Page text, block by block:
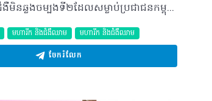
ជំងឺមហារីក ជាជំងឺមិនឆ្លងចម្បងទី២ដែលសម្លាប់ប្រជាជនកម្ពុជា ព្រោះថាទម្រាំដឹងថាខ្លួនមានជំងឺដ៏កាចសាហាវនេះភាគច្រើននៃអ្នកជំងឺគឺហួសពេលក្នុងការព្យាបាលឲ្យជាសះស្បើយទៅហើយ។ អ្នកជំងឺនៅដំណាក់កាលចុងក្រោយនេះទទួលរងការឈឺចាប់យ៉ាងខ្លាំង ដែលពិបាក និងមិនអាចពិពណ៌នាបានអំពីទំហំនៃការឈឺចាប់ឲ្យអ្នកដទៃ ឬមនុស្សជាទីស្រឡាញ់របស់ពួកគាត់បានដឹងឡើយ។ នៅពេលដែលការព្យាបាលមិនអាចជាសះស្បើយបាន ការថែទាំបំបាត់ការឈឺចាប់ និងការថែទាំសម្រន់គឺមានសារសំខាន់ណាស់សម្រាប់អ្នកជំងឺមហារីកក្នុងដំណាក់កាលចុងក្រោយដោយផ្តល់ឲ្យពួកគាត់រស់នៅប្រកបដោយគុណភាព និងមានភាពសុខស្រួល។ និយមន័យការថែទាំសម្រន់ ការថែទាំសម្រន់ (Palliative care) គឺសំដៅទៅលើការលើកកម្ពស់គុណភាពជីវិតរបស់អ្នកជំងឺដែលប្រឈមការបាត់បង់ជីវិតទាំងផ្នែកផ្លូវកាយ ផ្លូវចិត្ត សង្គម និងជំនឿសាសនា។ គោលបំណងចម្បងមិនមែនដើម្បីព្យាបាលឲ្យជាសះស្បើយនោះទេ ប៉ុន្តែដើម្បីការពារ និងកាត់បន្ថយការឈឺចាប់ បំបាត់រោគសញ្ញារំខានផ្សេងៗដូចជាពិបាកដកដង្ហើម ក្អក ដង្ហក់។ល។ អ្នកជំងឺដែលត្រូវការការថែទាំសម្រន់ អ្នកជំងឺដែលស្ថានភាពជំងឺរបស់ពួកគាត់ធ្ងន់ធ្ងរហើយមិនអាចធ្វើការព្យាបាលឲ្យជាសះស្បើយបានជាពិសេសគឺជំងឺមហារីក។ អ្នកជំងឺផ្សេងទៀតដែលអាចទទួលបានការថែទាំសម្រន់ផងដែរគឺអ្នកជំងឺខ្សោយសរីរាង្គដំណាក់កាលចុងក្រោយ ដូចជាជំងឺក្រិនថ្លើមធ្ងន់ធ្ងរដែលអាចវិវឌ្ឍជាទាចទឹក និងជំងឺខ្សោយផ្លូវដង្ហើមធ្ងន់ធ្ងរដែលនាំឲ្យមានទឹកក្នុងសួតជាដើម។ ផលប្រយោជន៍នៃការថែទាំសម្រន់ ការថែទាំសម្រន់ពិតជាផ្តល់ផលប្រយោជន៍យ៉ាងច្រើនដល់អ្នកជំងឺ និងគ្រួសាររបស់គាត់ដែលក្នុងនោះមានដូចជា៖ • ផ្នែករាងកាយ៖ ជួយកាត់បន្ថយការឈឺចាប់ខ្លាំងពិបាកក្នុងការដកដង្ហើម ពិបាកបន្ទោបង់ និងរោគសញ្ញារំខានផ្សេងទៀតដែលអាចកើតឡើងពីជំងឺមហារីកផ្ទាល់ ឬការឈឺចាប់អំឡុងពេលព្យាបាល (ចាក់ថ្នាំគីមី ឬបាញ់កាំរស្មី) • ផ្នែកអារម្មណ៍៖ អាចជួយអ្នកជំងឺឲ្យរួចផុតពីជំងឺផ្លូវចិត្តដូចជា ជំងឺបាក់ទឹកចិត្ត (Depression) ឬជំងឺថប់បារម្ភ (Anxiety) ជាដើម • ផ្នែកសង្គម៖ អាចទទួលបានការលើកទឹកចិត្តពីក្រុមគ្រូពេទ្យជំនាញ ក្រុមគ្រួសារមិត្តភក្តិ និងអ្នករាប់អានទាំងអស់ឡើងវិញ • កាត់បន្ថយការចំណាយថវិកាពីការព្យាបាលដែលគ្មានប្រយោជន៍ចំពោះអ្នកជំងឺពីព្រោះក្នុងដំណាក់ចុងក្រោយនេះពុំអាចមានការព្យាបាលណាធ្វើឲ្យពួកគាត់បានជាសះស្បើយឡើយ • រក្សាបាននូវពេលវេលាចុងក្រោយដ៏មានតម្លៃដើម្បីឲ្យអ្នកជំងឺបំពេញការងារដែលគាត់ចង់ធ្វើជាពិសេសការចំណាយពេលវេលាជាមួយគ្រួសារជាទីស្រឡាញ់របស់គាត់។ ដើម្បីផ្តល់ជូនអ្នកជំងឺនូវការថែទាំដ៏ប្រសើរ គឺតម្រូវឲ្យមានការចូលរួមពីក្រុមវេជ្ជបណ្ឌិតឯកទេស និងក្រុមការងារដែលមានជំនាញជាច្រើនទៀតដូចជា៖ • វេជ្ជបណ្ឌិតឯកទេសថែទាំសម្រន់៖ ធ្វើការពិនិត្យពិគ្រោះ ចេញវេជ្ជបញ្ជាផ្តល់ថ្នាំ និងតាមដានស្ថានភាពជំងឺ • គិលានុបដ្ឋាក៖ ចូលរួមជាមួយវេជ្ជបណ្ឌិតក្នុងអំឡុងពេលពិគ្រោះជំងឺ ផ្តល់ថ្នាំទៅតាមវេជ្ជបញ្ជា និងពន្យល់ការប្រើប្រាស់ថ្នាំឲ្យបានត្រឹមត្រូវដល់អ្នកជំងឺ ឬក្រុមគ្រួសារ • អ្នកធ្វើការសង្គម៖ ផ្តល់ប្រឹក្សាផ្នែកផ្លូវចិត្តដល់អ្នកជំងឺឬ/និងក្រុមគ្រួសារអ្នកជំងឺដែលប៉ះពាល់ផ្លូវចិត្តធ្ងន់ធ្ងរ • ឱសថការី៖ គ្រប់គ្រងស្តុកថ្នាំ តាមដានការប្រើប្រាស់ថ្នាំប្រចាំថ្ងៃ ធ្វើរបាយការណ៍ប្រើប្រាស់ថ្នាំប្រចាំខែ។ បញ្ហាប្រឈមផ្សេងៗ គួរបញ្ជាក់ផងដែរថា មានការលំបាកមួយចំនួនដែលកំពុងប្រឈមប្រចាំថ្ងៃរបស់ក្រុមការងារបច្ចេកទេសវេជ្ជសាស្រ្តនៃអង្គការបំបាត់ការឈឺចាប់គ្មានព្រំដែនដែលមានដូចជា៖ • ពិបាកក្នុងការតាមដាន និងថែទាំអ្នកជំងឺជាប្រចាំ ព្រោះអ្នកជំងឺភាគច្រើននៅតាមទីជនបទដាច់ស្រយាលហើយដែលមិនមែនជាតំបន់គ្របដណ្តប់របស់អង្គការ DSF • ពិបាកក្នុងការទាក់ទង ដើម្បីមកពិគ្រោះជំងឺ និងទទួលថ្នាំ ឬតាមដានព័ត៌មានផ្សេងៗ • កង្វះថវិការបស់អ្នកជំងឺដើម្បីធ្វើដំណើរមកពិគ្រោះជំងឺ និងទទួលថ្នាំ នៅទីក្រុងភ្នំពេញ • ធនធានមនុស្សសម្រាប់បម្រើការងារនេះនៅមានកម្រិតនៅឡើយ • ដោយថវិកាមានកំណត់ជាមូលហេតុអង្គការ DSFមិនអាចពង្រីកសកម្មភាពថែទាំសម្រន់ដល់ផ្ទះអ្នកជំងឺឲ្យបានគ្រប់ខេត្ត ក្រុង។ សម្រាប់អ្នកជំងឺដែលស្ថិតក្នុងដំណាក់កាលចុងក្រោយ សូមកុំអស់សង្ឃឹមទោះបីជំងឺមិនអាចព្យាបាលឲ្យជាសះស្បើយក៏ដោយ ប៉ុន្តែនៅមានការថែទាំសម្រន់ដែលអាចផ្តល់ឲ្យក្នុងរយៈពេលចុងក្រោយដោយភាពសុខស្រួល។ ចំពោះក្រុមគ្រួសារអ្នកជំងឺ ត្រូវយកចិត្តទុកដាក់ និងមើលថែអ្នកជំងឺឲ្យបានល្អ ដើម្បីធានាឲ្យបាននូវទំនាក់ទំនង និងភាពស្និទ្ធស្នាល។ សម្រាប់ប្រជាជនគ្រប់រូបគួរតែពិនិត្យសុខភាពឲ្យបានទៀងទាត់ដើម្បីអាចដឹងពីស្ថានភាពជំងឺរបស់ខ្លួនបានឆាប់ និងទទួលបានការព្យាបាលទាន់ពេលវេលា។ "ការថែទាំសម្រន់ផ្តោតសំខាន់លើ គុណភាពជីវិតជាជាងបរិមាណជីវិត" អង្គការ DSF បង្កើតនៅឆ្នាំ១៩៩៦ ជាអង្គការតែមួយគត់ដែលធ្វើសកម្មភាពផ្តល់ការថែទាំសម្រន់ដល់អ្នកជំងឺមហារីកដំណាក់កាលចុងក្រោយក្នុងពេលបច្ចុប្បន្ន។ប្រសិនបើអ្នកបានស្គាល់អ្នកជំងឺមហារីកដំណាក់កាលចុងក្រោយ ដែលមិនអាចព្យាបាលឲ្យជាសះស្បើយបាន ហើយកំពុងរស់នៅជាមួយការឈឺចាប់ដោយសារជំងឺរបស់គាត់ និងអស់សង្ឃឹមក្នុងជីវិត សូមទាក់ទងមកកាន់អង្គការបំបាត់ការឈឺចាប់គ្មានព្រំដែនតាមរយៈលេខទូរស័ព្ទ ០២៣ ២១៤ ៩៥៤ ដើម្បីទទួលបានការថែទាំសម្រន់។ បកស្រាយដោយ៖ វេជ្ជបណ្ឌិត ម៉េង ឡាង ឯកទេសជំងឺទូទៅ និងជំនាញថែទាំសម្រន់នៃអង្គការបំបាត់ការឈឺចាប់គ្មានព្រំដែន (DSF) ©2019 រក្សាសិទ្ធិគ្រប់យ៉ាង​ដោយ Healthtime Corporation ចំពោះគ្រប់អត្ថបទដោយគ្មានផ្នែកណាមួយត្រូវបោះពុម្ពផ្សាយចូល ប្រព័ន្ធអ៊ីនធឺណែតឧបករណ៍អេឡិចត្រូនិកអាត់ជាសំឡេងឬថតចំលងគ្រប់រូបភាពដោយគ្មានការអនុញ្ញាតឡើយ
មហារីក និងជំងឺឈាម មហារីក និងជំងឺឈាម
ចែករំលែក